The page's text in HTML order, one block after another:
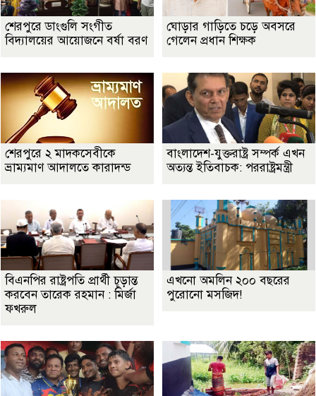
শেরপুরে ডাংগুলি সংগীত
বিদ্যালয়ের আয়োজনে বর্ষা বরণ
ঘোড়ার গাড়িতে চড়ে অবসরে
গেলেন প্রধান শিক্ষক
শেরপুরে ২ মাদকসেবীকে
ভ্রাম্যমাণ আদালতে কারাদন্ড
বাংলাদেশ-যুক্তরাষ্ট্র সম্পর্ক এখন
অত্যন্ত ইতিবাচক: পররাষ্ট্রমন্ত্রী
বিএনপির রাষ্ট্রপতি প্রার্থী চূড়ান্ত
করবেন তারেক রহমান : মির্জা
ফখরুল
এখনো অমলিন ২০০ বছরের
পুরোনো মসজিদ!